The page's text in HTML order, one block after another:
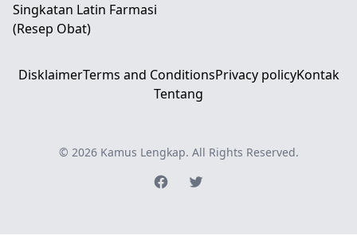
Singkatan Latin Farmasi
(Resep Obat)
DisklaimerTerms and ConditionsPrivacy policyKontak
Tentang
© 2026 Kamus Lengkap. All Rights Reserved.